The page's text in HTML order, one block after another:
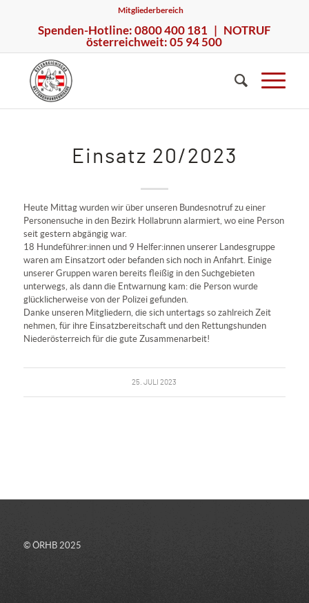
Mitgliederbereich
Spenden-Hotline: 0800 400 181 | NOTRUF
österreichweit: 05 94 500
Einsatz 20/2023
Heute Mittag wurden wir über unseren Bundesnotruf zu einer
Personensuche in den Bezirk Hollabrunn alarmiert, wo eine Person
seit gestern abgängig war.
18 Hundeführer:innen und 9 Helfer:innen unserer Landesgruppe
waren am Einsatzort oder befanden sich noch in Anfahrt. Einige
unserer Gruppen waren bereits fleißig in den Suchgebieten
unterwegs, als dann die Entwarnung kam: die Person wurde
glücklicherweise von der Polizei gefunden.
Danke unseren Mitgliedern, die sich untertags so zahlreich Zeit
nehmen, für ihre Einsatzbereitschaft und den Rettungshunden
Niederösterreich für die gute Zusammenarbeit!
25. JULI 2023
© ÖRHB 2025